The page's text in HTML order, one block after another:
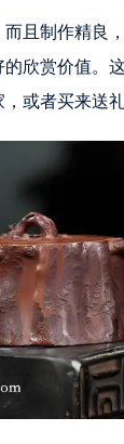
且制作精良
欣赏价值。
或者买来送礼